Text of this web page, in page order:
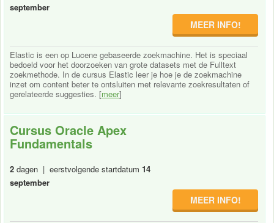
september
MEER INFO!
Elastic is een op Lucene gebaseerde zoekmachine. Het is speciaal
bedoeld voor het doorzoeken van grote datasets met de Fulltext
zoekmethode. In de cursus Elastic leer je hoe je de zoekmachine
inzet om content beter te ontsluiten met relevante zoekresultaten of
gerelateerde suggesties. [meer]
Cursus Oracle Apex
Fundamentals
2 dagen | eerstvolgende startdatum 14
september
MEER INFO!